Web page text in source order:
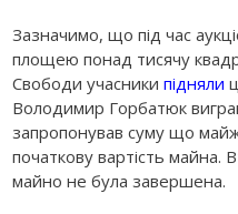
Зазначимо, що під час
площею понад тисячу
Свободи учасникипідняли
Володимир Горбатюк виграв
запропонував суму що
початкову вартість майна.
майно не була завершена.